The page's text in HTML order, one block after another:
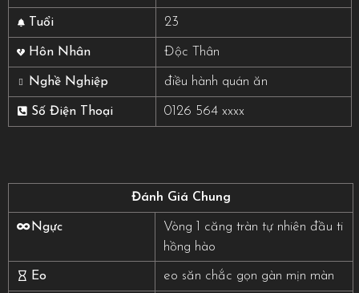
Tuổi 23
Hôn Nhân Độc Thân
Nghề Nghiệp điều hành quán ăn
Số Điện Thoại 0126 564 xxxx
Đánh Giá Chung
Ngực
Vòng 1 căng tràn tự nhiên đầu ti
hồng hào
Eo eo săn chắc gọn gàn mịn màn